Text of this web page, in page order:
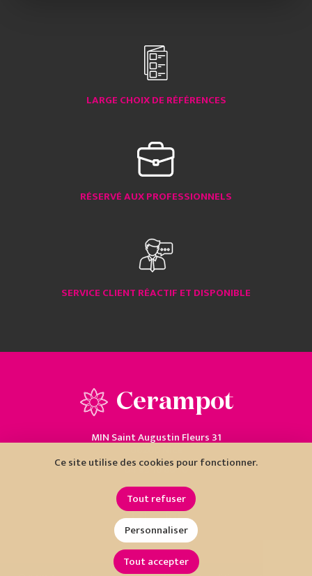
LARGE CHOIX DE RÉFÉRENCES
RÉSERVÉ AUX PROFESSIONNELS
SERVICE CLIENT RÉACTIF ET DISPONIBLE
Cerampot
MIN Saint Augustin Fleurs 31
04 93 18 80 10
Ce site utilise des cookies pour fonctionner.
Tout refuser
Personnaliser
Tout accepter